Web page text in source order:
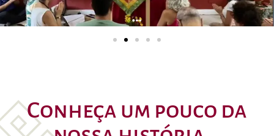
Conheça um pouco da